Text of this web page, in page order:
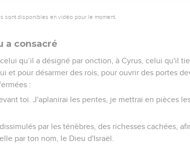
sont disponibles en vidéo pour le moment.
a consacré
qu’il a désigné par onction, à Cyrus, celui qu'il
et pour désarmer des rois, pour ouvrir des portes
:
toi. J'aplanirai les pentes, je mettrai en pièces
par les ténèbres, des richesses cachées,
par ton nom, le Dieu d'Israël.